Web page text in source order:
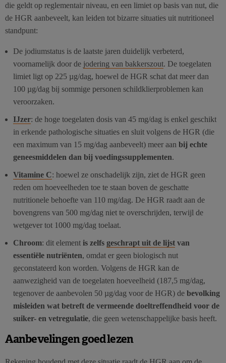
die geldt op reglementair niveau, en een limiet op basis van nut, die
de HGR aanbeveelt, kan leiden tot bizarre situaties uit nutritioneel
standpunt:
De jodiumstatus is de laatste jaren duidelijk verbeterd,
voornamelijk door de jodering van bakkerszout. De toegelaten
limiet ligt op 225 µg/dag, hoewel de HGR schat dat meer dan
100 µg/dag bij sommige personen schildklierproblemen kan
veroorzaken.
IJzer: de hoge toegelaten dosis van 45 mg/dag is enkel geschikt
in erkende pathologische situaties en sluit volgens de HGR (die
een maximum van 15 mg/dag aanbeveelt) meer aan bij echte
geneesmiddelen dan bij voedingssupplementen.
Vitamine C: hoewel ze onschadelijk zijn, ziet de HGR geen
reden om hoeveelheden toe te staan boven de geschatte
nutritionele behoefte van 110 mg/dag. De HGR raadt aan de
bovengrens van 500 mg/dag niet te overschrijden, terwijl de
wetgever tot 1000 mg/dag toelaat.
Chroom: dit element is zelfs geschrapt uit de lijst van
essentiële nutriënten, omdat er geen biologisch nut
geconstateerd kon worden. Volgens de HGR kan de
aanwezigheid van de toegelaten hoeveelheid (187,5 mg/dag,
tegenover de aanbevolen 50 µg/dag voor de HGR) de bevolking
misleiden wat betreft de vermeende doeltreffendheid voor de
suiker- en vetregulatie, die geen wetenschappelijke basis heeft.
Aanbevelingen goed lezen